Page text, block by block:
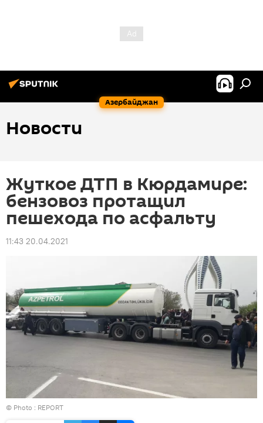
Азербайджан
Новости
Жуткое ДТП в Кюрдамире:
бензовоз протащил
пешехода по асфальту
11:43 20.04.2021
© Photo : REPORT